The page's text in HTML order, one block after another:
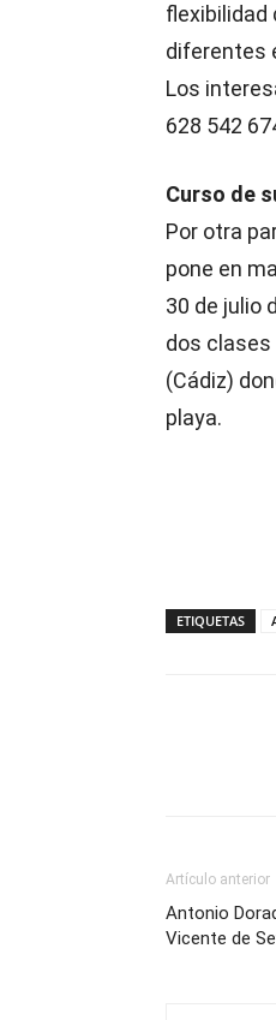
flexibilidad
diferentes
Los
628 542
Curso de
Por otra
pone en
30 de julio
dos clases
(Cádiz)
playa.
ETIQUETAS
Artículo anterior
Antonio
Vicente de